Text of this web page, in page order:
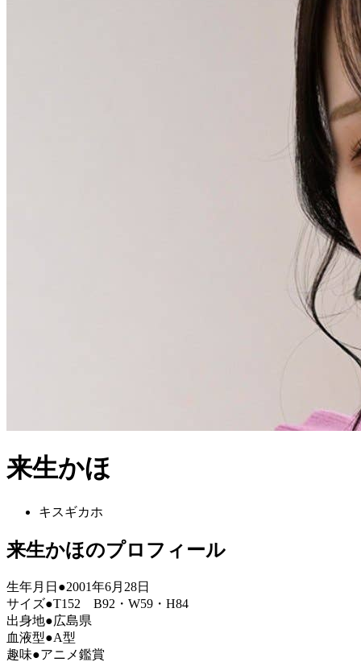
来生かほ
キスギカホ
来生かほのプロフィール
生年月日●2001年6月28日
サイズ●T152 B92・W59・H84
出身地●広島県
血液型●A型
趣味●アニメ鑑賞